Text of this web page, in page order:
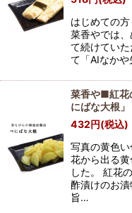
はじめての
菜香やでは
て続けてい
て「AIなか
菜香や■紅花
にばな大根」
432円(税込)
写真の黄色
花から出る
した。 紅花
酢漬けのお
旨…